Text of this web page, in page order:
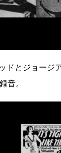
ドとジョージ
音。